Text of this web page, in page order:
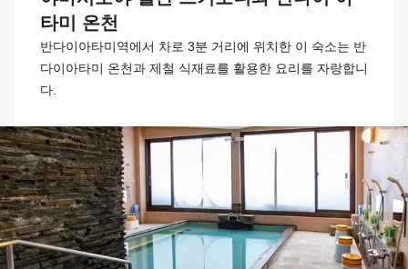
타미 온천
반다이아타미역에서 차로 3분 거리에 위치한 이 숙소는 반
다이아타미 온천과 제철 식재료를 활용한 요리를 자랑합니
다.